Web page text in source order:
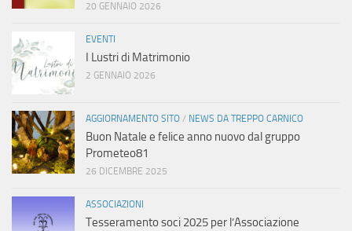
20 GENNAIO 2026
EVENTI
I Lustri di Matrimonio
2 GENNAIO 2026
AGGIORNAMENTO SITO / NEWS DA TREPPO CARNICO
Buon Natale e felice anno nuovo dal gruppo
Prometeo81
26 DICEMBRE 2025
ASSOCIAZIONI
Tesseramento soci 2025 per l’Associazione